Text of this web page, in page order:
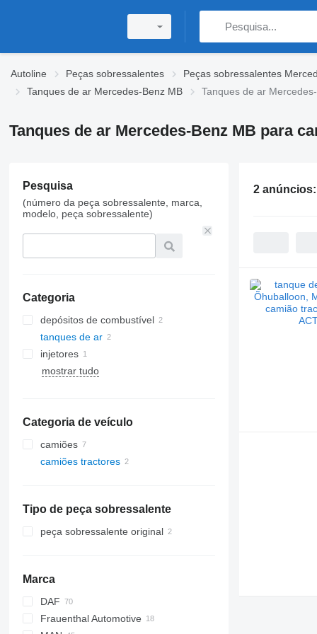
Autoline Peças sobressalentes Peças sobressalentes
Tanques de ar Mercedes-Benz MB
Tanques de ar
Tanques de ar Mercedes-Benz MB para
Pesquisa
(número da peça sobressalente, marca,
modelo, peça sobressalente)
Categoria
depósitos de combustível
tanques de ar
injetores
mostrar tudo
Categoria de veículo
camiões
camiões tractores
Tipo de peça sobressalente
peça sobressalente original
Marca
DAF
CF
Frauenthal Automotive
2 anúncios: